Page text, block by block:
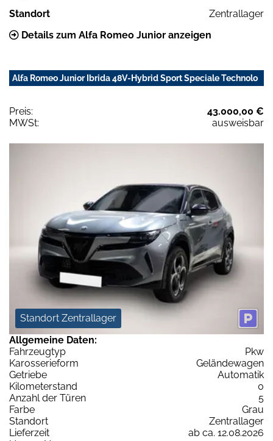
Standort
Zentrallager
Details zum Alfa Romeo Junior anzeigen
Alfa Romeo Junior Ibrida 48V-Hybrid Sport Speciale Technolo
Preis:
43.000,00 €
MWSt:
ausweisbar
Standort Zentrallager
Allgemeine Daten:
Fahrzeugtyp
Pkw
Karosserieform
Geländewagen
Getriebe
Automatik
Kilometerstand
0
Anzahl der Türen
5
Farbe
Grau
Standort
Zentrallager
Lieferzeit
ab ca. 12.08.2026